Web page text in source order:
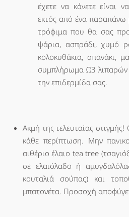
έχετε να κάνετε είναι
εκτός από ένα παραπάνω
τρόφιμα που θα σας
ψάρια, ασπράδι, χυμό
κολοκυθάκια, σπανάκι,
συμπλήρωμα Ω3
την επιδερμίδα σας.
Ακμή της τελευταίας
κάθε περίπτωση. Μην
αιθέριο έλαιο tea tree
σε ελαιόλαδο ή
κουταλιά σούπας) και
μπατονέτα. Προσοχή